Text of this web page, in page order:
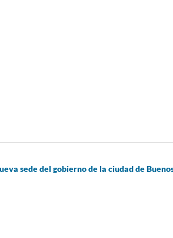
sede del gobierno de la ciudad de